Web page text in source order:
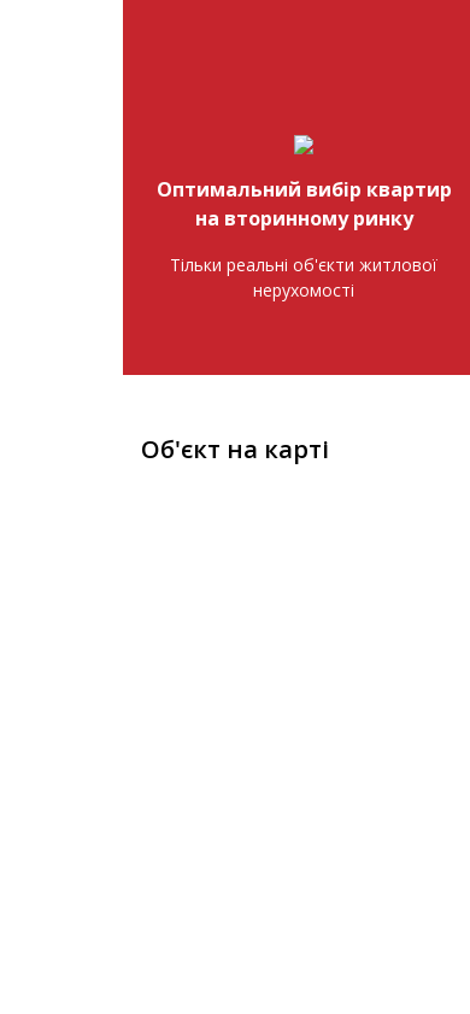
Оптимальний вибір квартир
на вторинному ринку
Тільки реальні об'єкти житлової
нерухомості
Об'єкт на карті